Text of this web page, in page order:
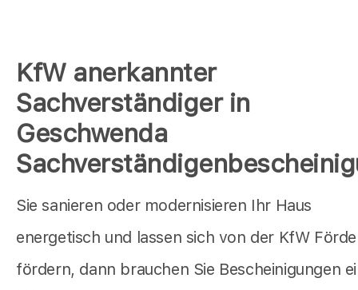
KfW anerkannter
Sachverständiger in
Geschwenda
Sie sanieren oder modernisieren Ihr Haus
energetisch und lassen sich von der KfW
fördern, dann brauchen Sie Bescheinigungen